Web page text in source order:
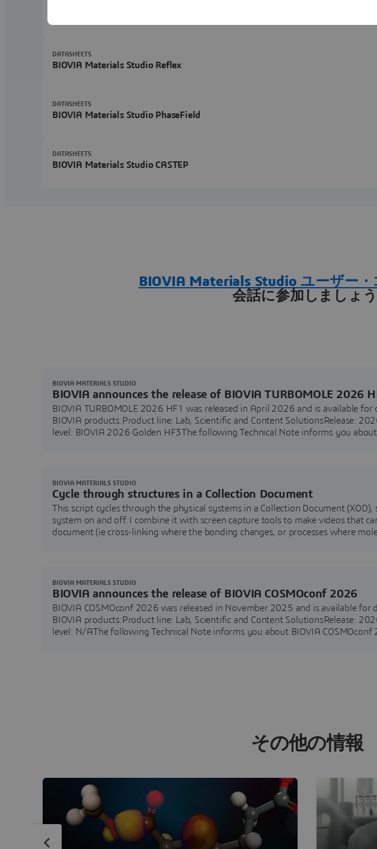
BIOVIA Materials Studio Reflex
DATASHEETS
BIOVIA Materials Studio PhaseField
DATASHEETS
BIOVIA Materials Studio CASTEP
DATASHEETS
BIOVIA Materials Studio ユーザー・
会話に参加しましょ
BIOVIA announces the release of BIOVIA TURBOMOLE 2026
BIOVIA TURBOMOLE 2026 HF1 was released in April 2026 and is available
BIOVIA products:Product line: Lab, Scientific and Content SolutionsRelease:
level: BIOVIA 2026 Golden HF3The following Technical Note informs you
BIOVIA MATERIALS STUDIO
Cycle through structures in a Collection Document
This script cycles through the physical systems in a Collection Document
system on and off. I combine it with screen capture tools to make videos that
document (ie cross-linking where the bonding changes, or processes where
BIOVIA MATERIALS STUDIO
BIOVIA announces the release of BIOVIA COSMOconf 2026
BIOVIA COSMOconf 2026 was released in November 2025 and is available
BIOVIA products:Product line: Lab, Scientific and Content SolutionsRelease:
level: N/AThe following Technical Note informs you about BIOVIA
BIOVIA MATERIALS STUDIO
その他の情報